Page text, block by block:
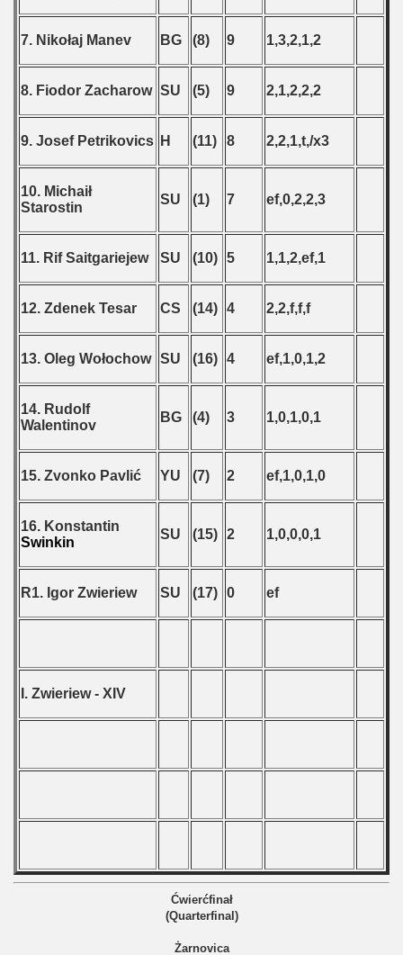
7. Nikołaj Manev BG (8) 9 1,3,2,1,2
8. Fiodor Zacharow SU (5) 9 2,1,2,2,2
9. Josef Petrikovics H (11) 8 2,2,1,t,/x3
10. Michaił
Starostin
SU (1) 7 ef,0,2,2,3
11. Rif Saitgariejew SU (10) 5 1,1,2,ef,1
12. Zdenek Tesar CS (14) 4 2,2,f,f,f
13. Oleg Wołochow SU (16) 4 ef,1,0,1,2
14. Rudolf
Walentinov
BG (4) 3 1,0,1,0,1
15. Zvonko Pavlić YU (7) 2 ef,1,0,1,0
16. Konstantin
Swinkin
SU (15) 2 1,0,0,0,1
R1. Igor Zwieriew SU (17) 0 ef
I. Zwieriew - XIV
Ćwierćfinał
(Quarterfinal)
Żarnovica